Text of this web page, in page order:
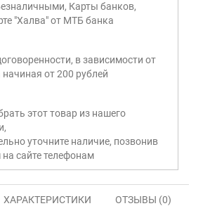
Карты банков,
"Халва" от МТБ банка
в зависимости от
от 200 рублей
этот товар из нашего
уточните наличие, позвонив
сайте телефонам
ХАРАКТЕРИСТИКИ ОТЗЫВЫ (0)